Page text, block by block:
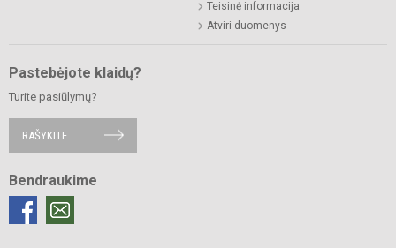
Teisinė informacija
Atviri duomenys
Pastebėjote klaidų?
Turite pasiūlymų?
RAŠYKITE
Bendraukime